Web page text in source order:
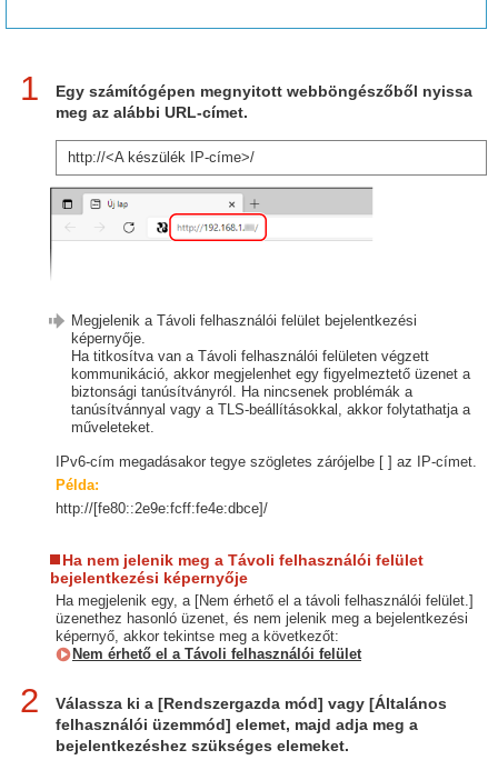
1
Egy számítógépen megnyitott webböngészőből nyissa
meg az alábbi URL-címet.
http://<A készülék IP-címe>/
Megjelenik a Távoli felhasználói felület bejelentkezési
képernyője.
Ha titkosítva van a Távoli felhasználói felületen végzett
kommunikáció, akkor megjelenhet egy figyelmeztető üzenet a
biztonsági tanúsítványról. Ha nincsenek problémák a
tanúsítvánnyal vagy a TLS-beállításokkal, akkor folytathatja a
műveleteket.
IPv6-cím megadásakor tegye szögletes zárójelbe [ ] az IP-címet.
Példa:
http://[fe80::2e9e:fcff:fe4e:dbce]/
Ha nem jelenik meg a Távoli felhasználói felület
bejelentkezési képernyője
Ha megjelenik egy, a [Nem érhető el a távoli felhasználói felület.]
üzenethez hasonló üzenet, és nem jelenik meg a bejelentkezési
képernyő, akkor tekintse meg a következőt:
Nem érhető el a Távoli felhasználói felület
2
Válassza ki a [Rendszergazda mód] vagy [Általános
felhasználói üzemmód] elemet, majd adja meg a
bejelentkezéshez szükséges elemeket.